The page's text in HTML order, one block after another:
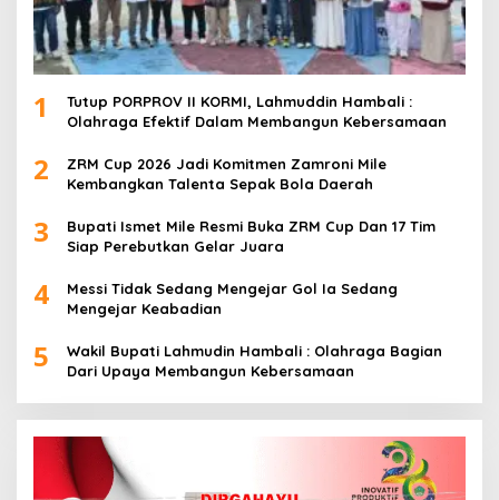
1
Tutup PORPROV II KORMI, Lahmuddin Hambali :
Olahraga Efektif Dalam Membangun Kebersamaan
2
ZRM Cup 2026 Jadi Komitmen Zamroni Mile
Kembangkan Talenta Sepak Bola Daerah
3
Bupati Ismet Mile Resmi Buka ZRM Cup Dan 17 Tim
Siap Perebutkan Gelar Juara
4
Messi Tidak Sedang Mengejar Gol Ia Sedang
Mengejar Keabadian
5
Wakil Bupati Lahmudin Hambali : Olahraga Bagian
Dari Upaya Membangun Kebersamaan